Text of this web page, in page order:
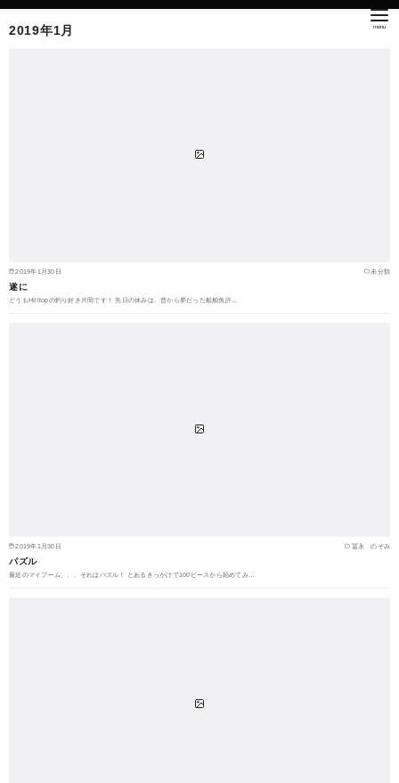
2019年1月
2019年1月30日 未分類
遂に
どうもHilltopの釣り好き片岡です！ 先日の休みは、昔から夢だった船舶免許…
2019年1月30日 冨永 のぞみ
パズル
最近のマイブーム、、、それはパズル！ とあるきっかけで100ピースから始めてみ…